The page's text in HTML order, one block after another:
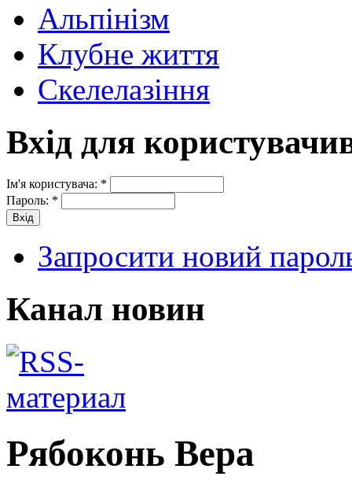
Альпінізм
Клубне життя
Скелелазіння
Вхід для
Ім'я користувача: *
Пароль: *
Запросити новий
Канал новин
Рябоконь Вера